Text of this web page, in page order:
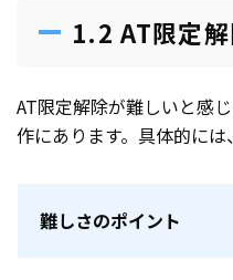
1.2 AT限定
AT限定解除が難しいと感
作にあります。具体的には
難しさのポイント